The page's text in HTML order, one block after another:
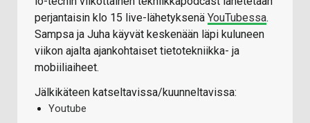
perjantaisin klo 15 live-lähetyksenä YouTubessa.
Sampsa ja Juha käyvät keskenään läpi kuluneen
viikon ajalta ajankohtaiset tietotekniikka- ja
mobiiliaiheet.
Jälkikäteen katseltavissa/kuunneltavissa:
Youtube